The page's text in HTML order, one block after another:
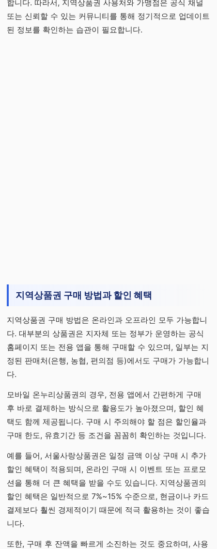
합니다. 따라서, 지역상품권 사용처와 가맹점은 공식 채널
또는 신뢰할 수 있는 커뮤니티를 통해 정기적으로 업데이트
된 정보를 확인하는 습관이 필요합니다.
지역상품권 구매 방법과 할인 혜택
지역상품권 구매 방법은 온라인과 오프라인 모두 가능합니
다. 대부분의 상품권은 지자체 또는 정부가 운영하는 공식
홈페이지 또는 전용 앱을 통해 구매할 수 있으며, 일부는 지
정된 판매처(은행, 농협, 편의점 등)에서도 구매가 가능합니
다.
모바일 온누리상품권의 경우, 전용 앱에서 간편하게 구매
후 바로 결제하는 방식으로 활용도가 높아졌으며, 할인 혜
택도 함께 제공됩니다. 구매 시 주의해야 할 점은 할인율과
구매 한도, 유효기간 등 조건을 꼼꼼히 확인하는 것입니다.
예를 들어, 서울사랑상품권은 일정 금액 이상 구매 시 추가
할인 혜택이 적용되며, 온라인 구매 시 이벤트 또는 프로모
션을 통해 더 큰 혜택을 받을 수도 있습니다. 지역상품권의
할인 혜택은 일반적으로 7%~15% 수준으로, 현금이나 카드
결제보다 훨씬 경제적이기 때문에 적극 활용하는 것이 좋습
니다.
또한, 구매 후 잔액을 빠르게 소진하는 것도 중요하며, 사용